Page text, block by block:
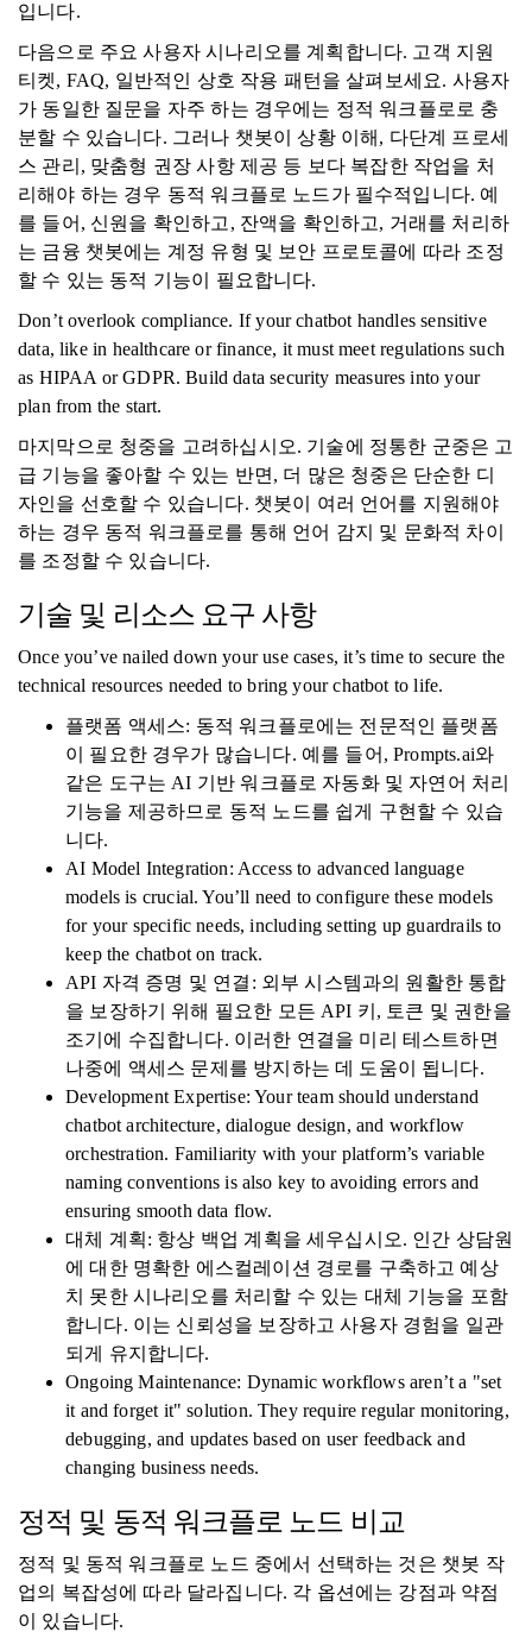
입니다.
다음으로 주요 사용자 시나리오를 계획합니다. 고객 지원
티켓, FAQ, 일반적인 상호 작용 패턴을 살펴보세요. 사용자
가 동일한 질문을 자주 하는 경우에는 정적 워크플로로 충
분할 수 있습니다. 그러나 챗봇이 상황 이해, 다단계 프로세
스 관리, 맞춤형 권장 사항 제공 등 보다 복잡한 작업을 처
리해야 하는 경우 동적 워크플로 노드가 필수적입니다. 예
를 들어, 신원을 확인하고, 잔액을 확인하고, 거래를 처리하
는 금융 챗봇에는 계정 유형 및 보안 프로토콜에 따라 조정
할 수 있는 동적 기능이 필요합니다.
Don’t overlook compliance. If your chatbot handles sensitive
data, like in healthcare or finance, it must meet regulations such
as HIPAA or GDPR. Build data security measures into your
plan from the start.
마지막으로 청중을 고려하십시오. 기술에 정통한 군중은 고
급 기능을 좋아할 수 있는 반면, 더 많은 청중은 단순한 디
자인을 선호할 수 있습니다. 챗봇이 여러 언어를 지원해야
하는 경우 동적 워크플로를 통해 언어 감지 및 문화적 차이
를 조정할 수 있습니다.
기술 및 리소스 요구 사항
Once you’ve nailed down your use cases, it’s time to secure the
technical resources needed to bring your chatbot to life.
플랫폼 액세스: 동적 워크플로에는 전문적인 플랫폼
이 필요한 경우가 많습니다. 예를 들어, Prompts.ai와
같은 도구는 AI 기반 워크플로 자동화 및 자연어 처리
기능을 제공하므로 동적 노드를 쉽게 구현할 수 있습
니다.
AI Model Integration: Access to advanced language
models is crucial. You’ll need to configure these models
for your specific needs, including setting up guardrails to
keep the chatbot on track.
API 자격 증명 및 연결: 외부 시스템과의 원활한 통합
을 보장하기 위해 필요한 모든 API 키, 토큰 및 권한을
조기에 수집합니다. 이러한 연결을 미리 테스트하면
나중에 액세스 문제를 방지하는 데 도움이 됩니다.
Development Expertise: Your team should understand
chatbot architecture, dialogue design, and workflow
orchestration. Familiarity with your platform’s variable
naming conventions is also key to avoiding errors and
ensuring smooth data flow.
대체 계획: 항상 백업 계획을 세우십시오. 인간 상담원
에 대한 명확한 에스컬레이션 경로를 구축하고 예상
치 못한 시나리오를 처리할 수 있는 대체 기능을 포함
합니다. 이는 신뢰성을 보장하고 사용자 경험을 일관
되게 유지합니다.
Ongoing Maintenance: Dynamic workflows aren’t a "set
it and forget it" solution. They require regular monitoring,
debugging, and updates based on user feedback and
changing business needs.
정적 및 동적 워크플로 노드 비교
정적 및 동적 워크플로 노드 중에서 선택하는 것은 챗봇 작
업의 복잡성에 따라 달라집니다. 각 옵션에는 강점과 약점
이 있습니다.